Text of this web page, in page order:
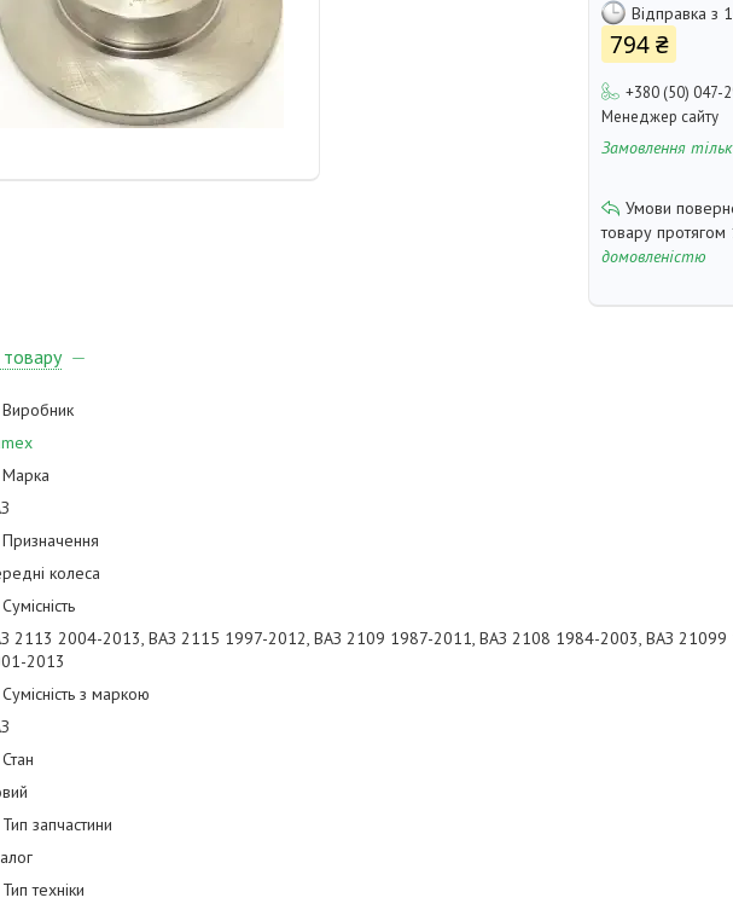
Відправка з
794 ₴
+380 (50) 047-
Менеджер сайту
Замовлення
товару протягом
домовленістю
Виробник
Марка
Призначення
колеса
Сумісність
2113 2004-2013, ВАЗ 2115 1997-2012, ВАЗ 2109 1987-2011, ВАЗ 2108 1984-2003, ВАЗ
2013
Сумісність з маркою
Стан
Тип запчастини
Тип техніки